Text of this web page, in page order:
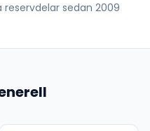
sedan 2009